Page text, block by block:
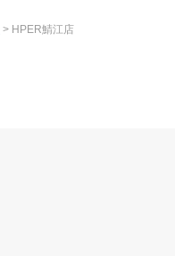
> HPER鯖江店